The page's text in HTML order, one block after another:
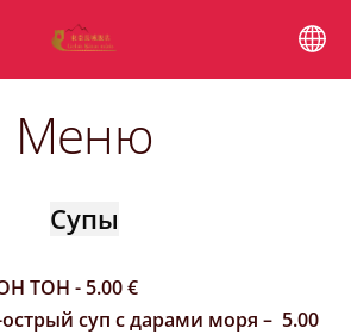
Меню
Cупы
ТОН - 5.00€
суп с дарами моря – 5.00